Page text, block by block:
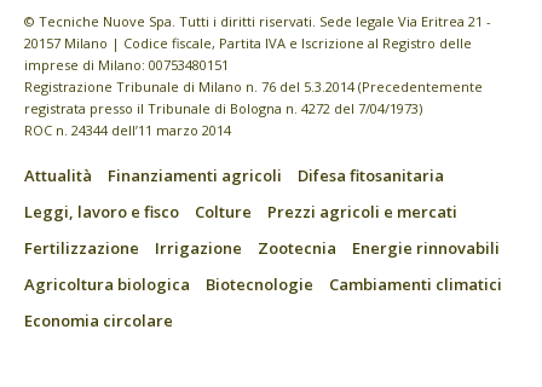
© Tecniche Nuove Spa. Tutti i diritti riservati. Sede legale Via Eritrea 21 -
20157 Milano | Codice fiscale, Partita IVA e Iscrizione al Registro delle
imprese di Milano: 00753480151
Registrazione Tribunale di Milano n. 76 del 5.3.2014 (Precedentemente
registrata presso il Tribunale di Bologna n. 4272 del 7/04/1973)
ROC n. 24344 dell’11 marzo 2014
Attualità Finanziamenti agricoli
Difesa fitosanitaria
Leggi, lavoro e fisco
Colture
Prezzi agricoli e mercati
Fertilizzazione
Irrigazione Zootecnia
Energie rinnovabili
Agricoltura biologica
Biotecnologie
Cambiamenti climatici
Economia circolare